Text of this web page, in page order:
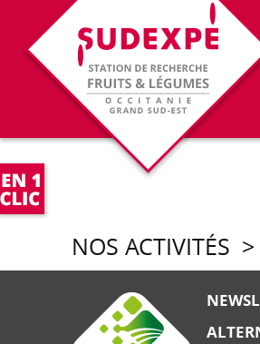
NOS ACTIVITÉS >